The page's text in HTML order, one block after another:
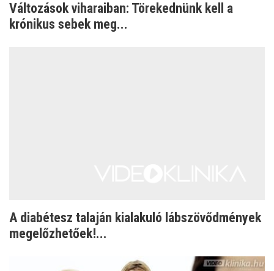
Változások viharaiban: Törekednünk kell a
krónikus sebek meg...
A diabétesz talaján kialakuló lábszövődmények
megelőzhetőek!...